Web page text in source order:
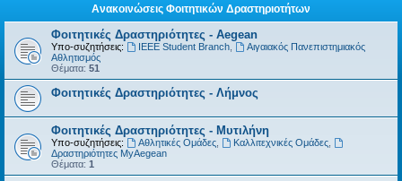
Ανακοινώσεις Φοιτητικών Δραστηριοτήτων
Φοιτητικές Δραστηριότητες - Aegean
Υπο-συζητήσεις: IEEE Student Branch,
Αιγαιακός Πανεπιστημιακός
Αθλητισμός
Θέματα: 51
Φοιτητικές Δραστηριότητες - Λήμνος
Φοιτητικές Δραστηριότητες - Μυτιλήνη
Υπο-συζητήσεις: Αθλητικές Ομάδες, Καλλιτεχνικές Ομάδες,
Δραστηριότητες MyAegean
Θέματα: 1